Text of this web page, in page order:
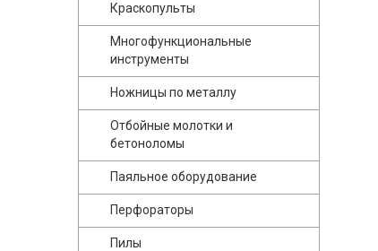
Краскопульты
Многофункциональные
инструменты
Ножницы по металлу
Отбойные молотки и
бетоноломы
Паяльное оборудование
Перфораторы
Пилы